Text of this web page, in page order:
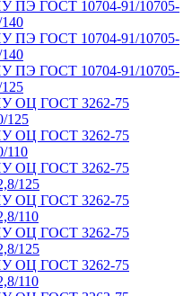
ПЭ ГОСТ 10704-91/10705-
ПЭ ГОСТ 10704-91/10705-
ПЭ ГОСТ 10704-91/10705-
ОЦ ГОСТ 3262-75
125
ОЦ ГОСТ 3262-75
110
ОЦ ГОСТ 3262-75
125
ОЦ ГОСТ 3262-75
110
ОЦ ГОСТ 3262-75
125
ОЦ ГОСТ 3262-75
110